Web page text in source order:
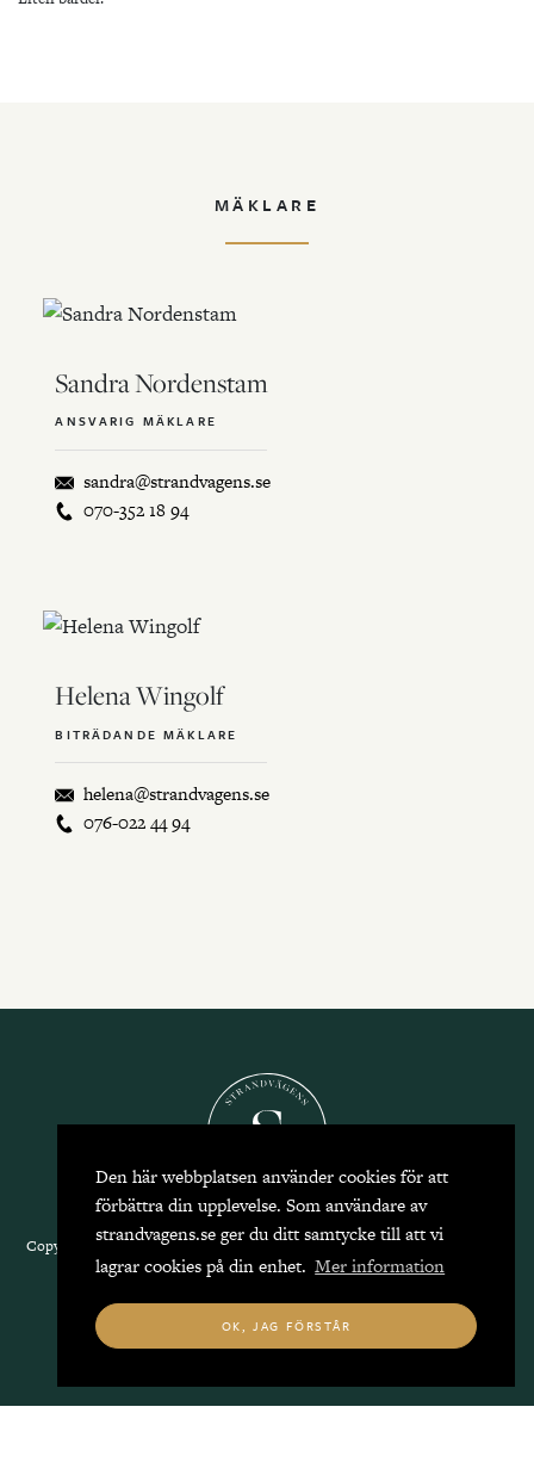
Den här webbplatsen använder cookies för att
förbättra din upplevelse. Som användare av
strandvagens.se ger du ditt samtycke till att vi
lagrar cookies på din enhet. Mer information
OK, JAG FÖRSTÅR
MÄKLARE
Sandra Nordenstam
ANSVARIG MÄKLARE
sandra@strandvagens.se
070-352 18 94
Helena Wingolf
BITRÄDANDE MÄKLARE
helena@strandvagens.se
076-022 44 94
Copyright 2026 Strandvägens Mäkleri, alla rättigheter reserverade.
oss|Integritetspolicy